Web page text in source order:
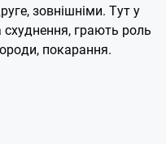
зовнішніми. Тут у
схуднення, грають роль
покарання.